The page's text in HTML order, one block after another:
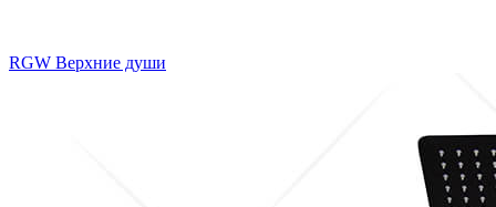
RGW Верхние души